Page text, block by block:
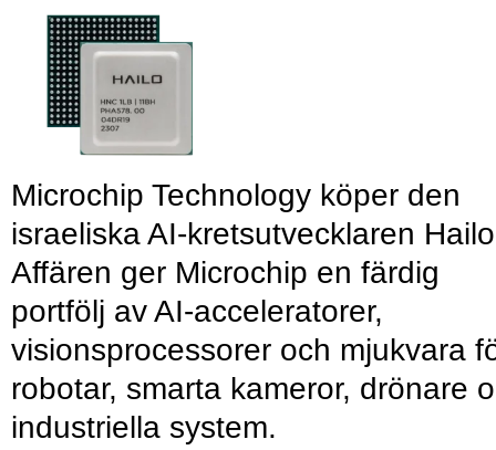
Microchip Technology köper den
israeliska AI-kretsutvecklaren
Affären ger Microchip en färdig
portfölj av AI-acceleratorer,
visionsprocessorer och mjukvara
robotar, smarta kameror, drönare
industriella system.